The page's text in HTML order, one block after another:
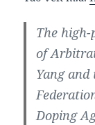
The
of
Yang
Doping